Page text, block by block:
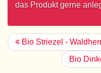
das Produkt gerne
Bio Striezel -
Bio